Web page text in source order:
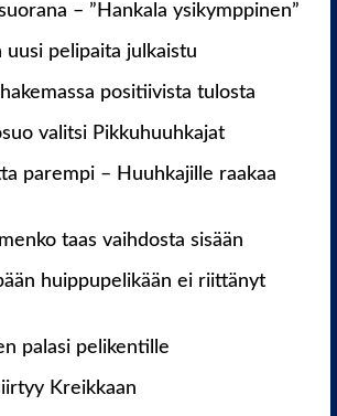
– ”Hankala ysikymppinen”
uusi pelipaita julkaistu
positiivista tulosta
valitsi Pikkuhuuhkajat
parempi – Huuhkajille raakaa
taas vaihdosta sisään
huippupelikään ei riittänyt
palasi pelikentille
Kreikkaan